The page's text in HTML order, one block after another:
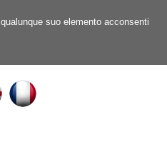
suo elemento acconsenti